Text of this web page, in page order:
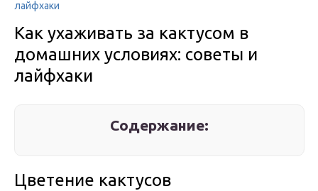
лайфхаки
Как ухаживать за кактусом в
домашних условиях: советы и
лайфхаки
Содержание:
Цветение кактусов